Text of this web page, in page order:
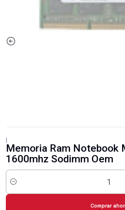
Memoria Ram Notebook
1600mhz Sodimm Oem
Cantidad
Comprar